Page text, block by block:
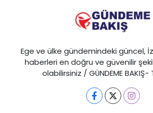
Ege ve ülke gündemindeki güncel,
haberleri en doğru ve güvenilir
olabilirsiniz / GÜNDEME BAKIŞ-